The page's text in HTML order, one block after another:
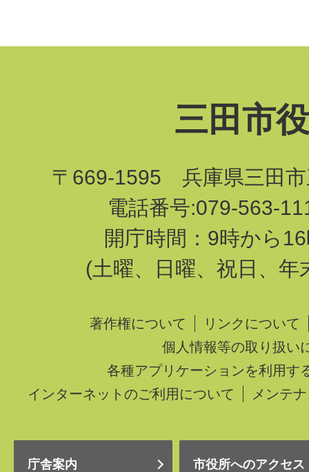
三田市
〒669-1595 兵庫県三田市
電話番号:079-563-
開庁時間：9時から
(土曜、日曜、祝日、年
著作権について
リンクについて
個人情報等の取り扱い
各種アプリケーションを利用す
インターネットのご利用について
メンテ
庁舎案内 市役所へのアクセス